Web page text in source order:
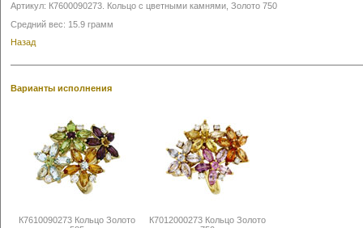
Артикул: К7600090273 Кольцо с цветными камнями, Золото 750
Средний вес: 15.9 грамм
Назад
Варианты исполнения
К7610090273 Кольцо Золото
К7012000273 Кольцо Золото